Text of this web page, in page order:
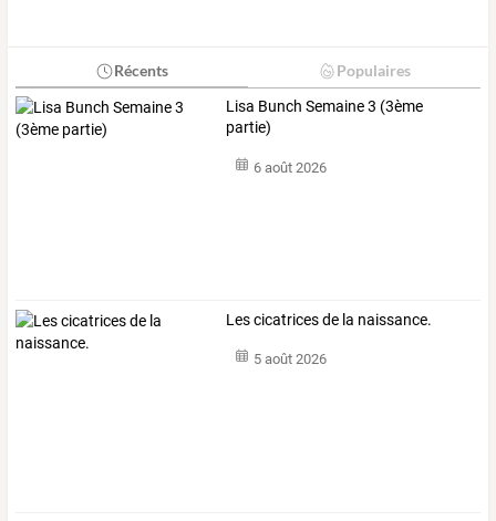
Récents Populaires
Lisa Bunch Semaine 3 (3ème
partie)
6 août 2026
Les cicatrices de la naissance.
5 août 2026